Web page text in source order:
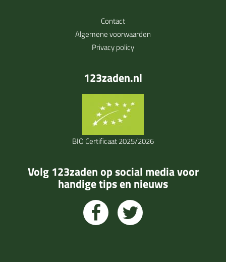
Contact
Algemene voorwaarden
Privacy policy
123zaden.nl
BIO Certificaat 2025/2026
Volg 123zaden op social media voor
handige tips en nieuws